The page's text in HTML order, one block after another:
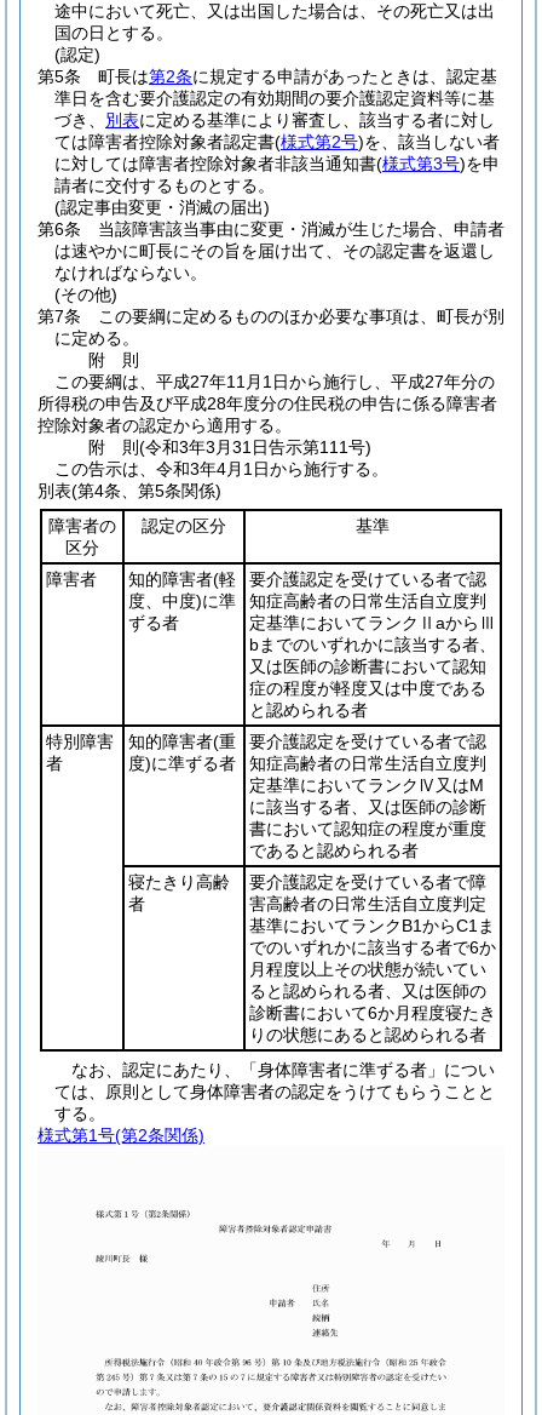
途中において死亡、又は出国した場合は、その死亡又は出
国の日とする。
(認定)
第5条
町長は第2条に規定する申請があったときは、認定基
準日を含む要介護認定の有効期間の要介護認定資料等に基
づき、 別表に定める基準により審査し、該当する者に対し
ては障害者控除対象者認定書(様式第2号)を、該当しない者
に対しては障害者控除対象者非該当通知書(様式第3号)を申
請者に交付するものとする。
(認定事由変更・消滅の届出)
第6条
当該障害該当事由に変更・消滅が生じた場合、申請者
は速やかに町長にその旨を届け出て、その認定書を返還し
なければならない。
(その他)
第7条
この要綱に定めるもののほか必要な事項は、町長が別
に定める。
附 則
この要綱は、平成27年11月1日から施行し、平成27年分の
所得税の申告及び平成28年度分の住民税の申告に係る障害者
控除対象者の認定から適用する。
附 則(令和3年3月31日告示第111号)
この告示は、令和3年4月1日から施行する。
別表(第4条、第5条関係)
障害者の
区分
認定の区分 基準
障害者 知的障害者(軽
度、中度)に準
ずる者
要介護認定を受けている者で認
知症高齢者の日常生活自立度判
定基準においてランクⅡaからⅢ
bまでのいずれかに該当する者、
又は医師の診断書において認知
症の程度が軽度又は中度である
と認められる者
特別障害
者
知的障害者(重
度)に準ずる者
要介護認定を受けている者で認
知症高齢者の日常生活自立度判
定基準においてランクⅣ又はM
に該当する者、又は医師の診断
書において認知症の程度が重度
であると認められる者
寝たきり高齢
者
要介護認定を受けている者で障
害高齢者の日常生活自立度判定
基準においてランクB1からC1ま
でのいずれかに該当する者で6か
月程度以上その状態が続いてい
ると認められる者、又は医師の
診断書において6か月程度寝たき
りの状態にあると認められる者
なお、認定にあたり、「身体障害者に準ずる者」につい
ては、原則として身体障害者の認定をうけてもらうことと
する。
様式第1号(第2条関係)